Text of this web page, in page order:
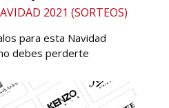
2021 (SORTEOS)
para esta Navidad
debes perderte